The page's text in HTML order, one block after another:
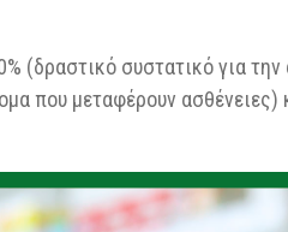
(δραστικό συστατικό για
που μεταφέρουν ασθένειες)